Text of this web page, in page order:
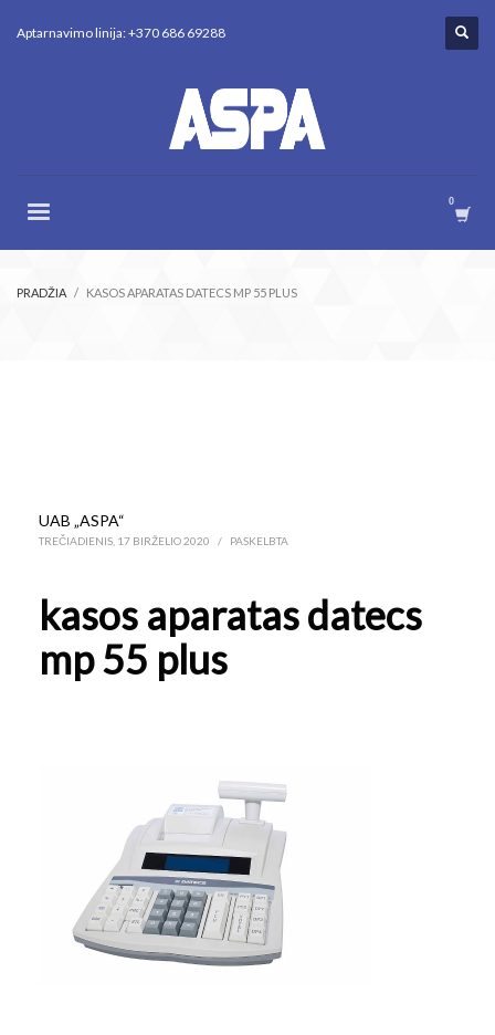
Aptarnavimo linija: +370 686 69288
PRADŽIA KASOS APARATAS DATECS MP 55 PLUS
UAB „ASPA“
TREČIADIENIS, 17 BIRŽELIO 2020 / PASKELBTA
kasos aparatas datecs
mp 55 plus